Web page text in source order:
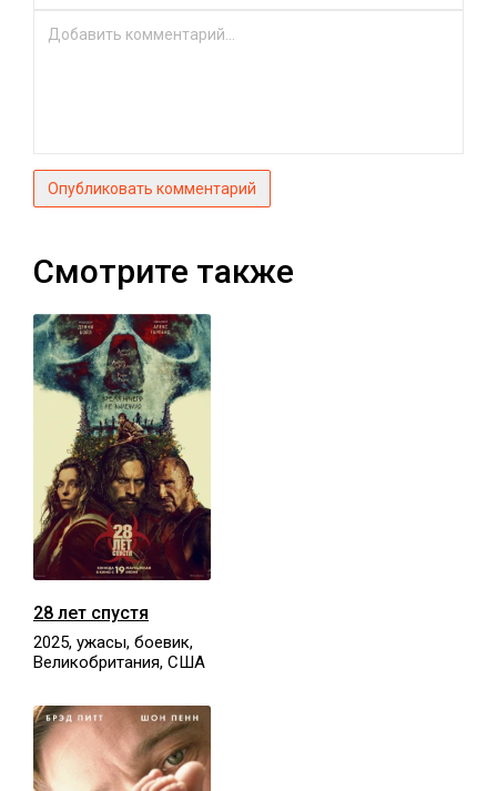
Опубликовать комментарий
Смотрите также
28 лет спустя
2025, ужасы, боевик,
Великобритания, США